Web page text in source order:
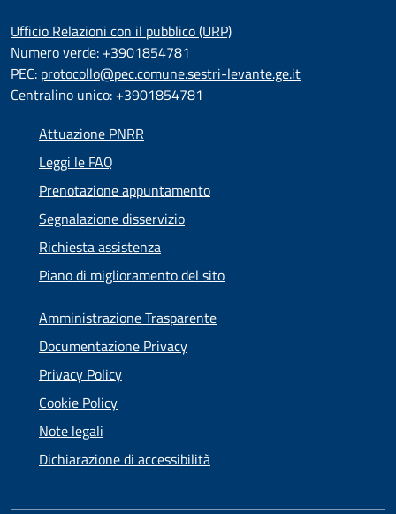
Ufficio Relazioni con il pubblico (URP)
Numero verde: +3901854781
PEC: protocollo@pec.comune.sestri-levante.ge.it
Centralino unico: +3901854781
Attuazione PNRR
Leggi le FAQ
Prenotazione appuntamento
Segnalazione disservizio
Richiesta assistenza
Piano di miglioramento del sito
Amministrazione Trasparente
Documentazione Privacy
Privacy Policy
Cookie Policy
Note legali
Dichiarazione di accessibilità